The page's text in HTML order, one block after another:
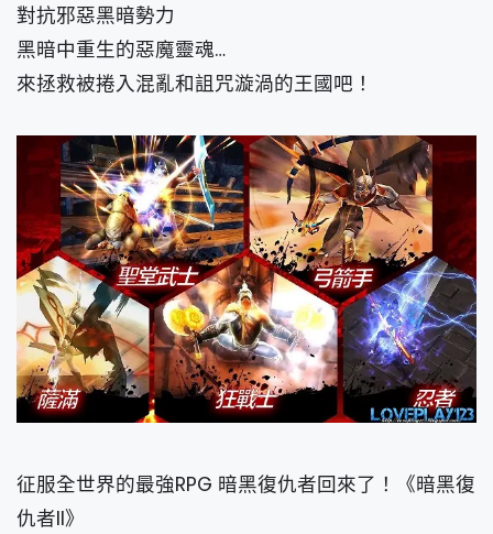
對抗邪惡黑暗勢力
黑暗中重生的惡魔靈魂…
來拯救被捲入混亂和詛咒漩渦的王國吧！
征服全世界的最強RPG 暗黑復仇者回來了！《暗黑復
仇者II》